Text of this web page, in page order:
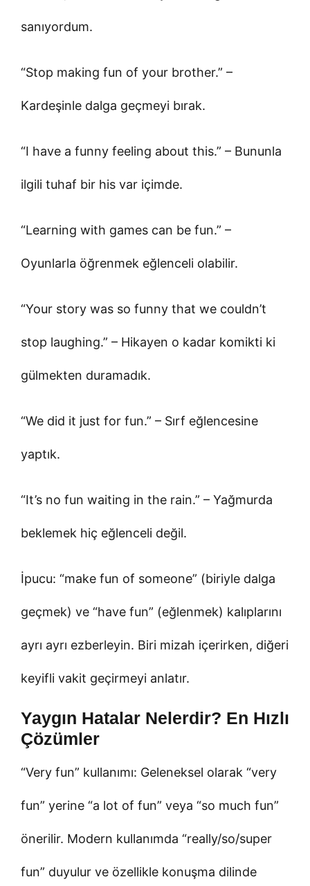
sanıyordum.
“Stop making fun of your brother.” –
Kardeşinle dalga geçmeyi bırak.
“I have a funny feeling about this.” – Bununla
ilgili tuhaf bir his var içimde.
“Learning with games can be fun.” –
Oyunlarla öğrenmek eğlenceli olabilir.
“Your story was so funny that we couldn’t
stop laughing.” – Hikayen o kadar komikti ki
gülmekten duramadık.
“We did it just for fun.” – Sırf eğlencesine
yaptık.
“It’s no fun waiting in the rain.” – Yağmurda
beklemek hiç eğlenceli değil.
İpucu: “make fun of someone” (biriyle dalga
geçmek) ve “have fun” (eğlenmek) kalıplarını
ayrı ayrı ezberleyin. Biri mizah içerirken, diğeri
keyifli vakit geçirmeyi anlatır.
Yaygın Hatalar Nelerdir? En Hızlı
Çözümler
“Very fun” kullanımı: Geleneksel olarak “very
fun” yerine “a lot of fun” veya “so much fun”
önerilir. Modern kullanımda “really/so/super
fun” duyulur ve özellikle konuşma dilinde